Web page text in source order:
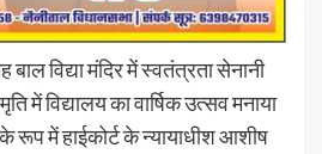
विद्या मंदिर में स्वतंत्रता सेनानी
में विद्यालय का वार्षिक उत्सव मनाया
रूप में हाईकोर्ट के न्यायाधीश आशीष